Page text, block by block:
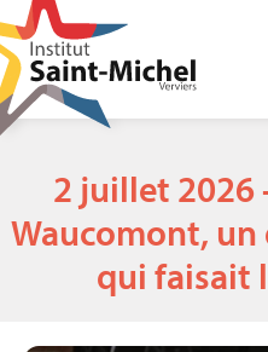
2 juillet 2026
Waucomont,
qui faisait